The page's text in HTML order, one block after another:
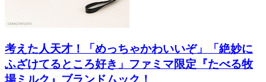
考えた人天才！「めっちゃかわいいぞ」「絶妙に
ふざけてるところ好き」ファミマ限定『たべる牧
場ミルク』ブランドムック！